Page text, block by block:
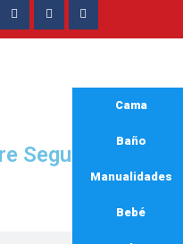
Cama
Baño
Manualidades
Bebé
Seguro y desde